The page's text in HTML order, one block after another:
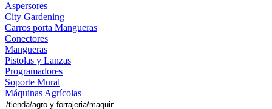
Aspersores
City Gardening
Carros porta Mangueras
Conectores
Mangueras
Pistolas y Lanzas
Programadores
Soporte Mural
Máquinas Agrícolas